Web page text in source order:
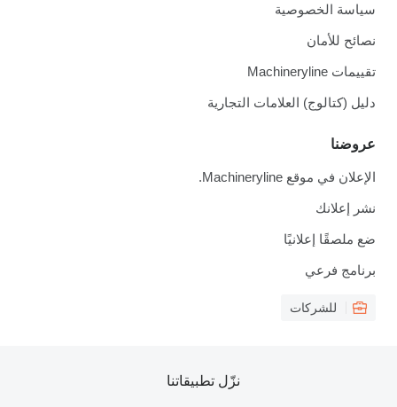
سياسة الخصوصية
نصائح للأمان
تقييمات Machineryline
دليل (كتالوج) العلامات التجارية
عروضنا
الإعلان في موقع Machineryline.
نشر إعلانك
ضع ملصقًا إعلانيًا
برنامج فرعي
للشركات
نزّل تطبيقاتنا